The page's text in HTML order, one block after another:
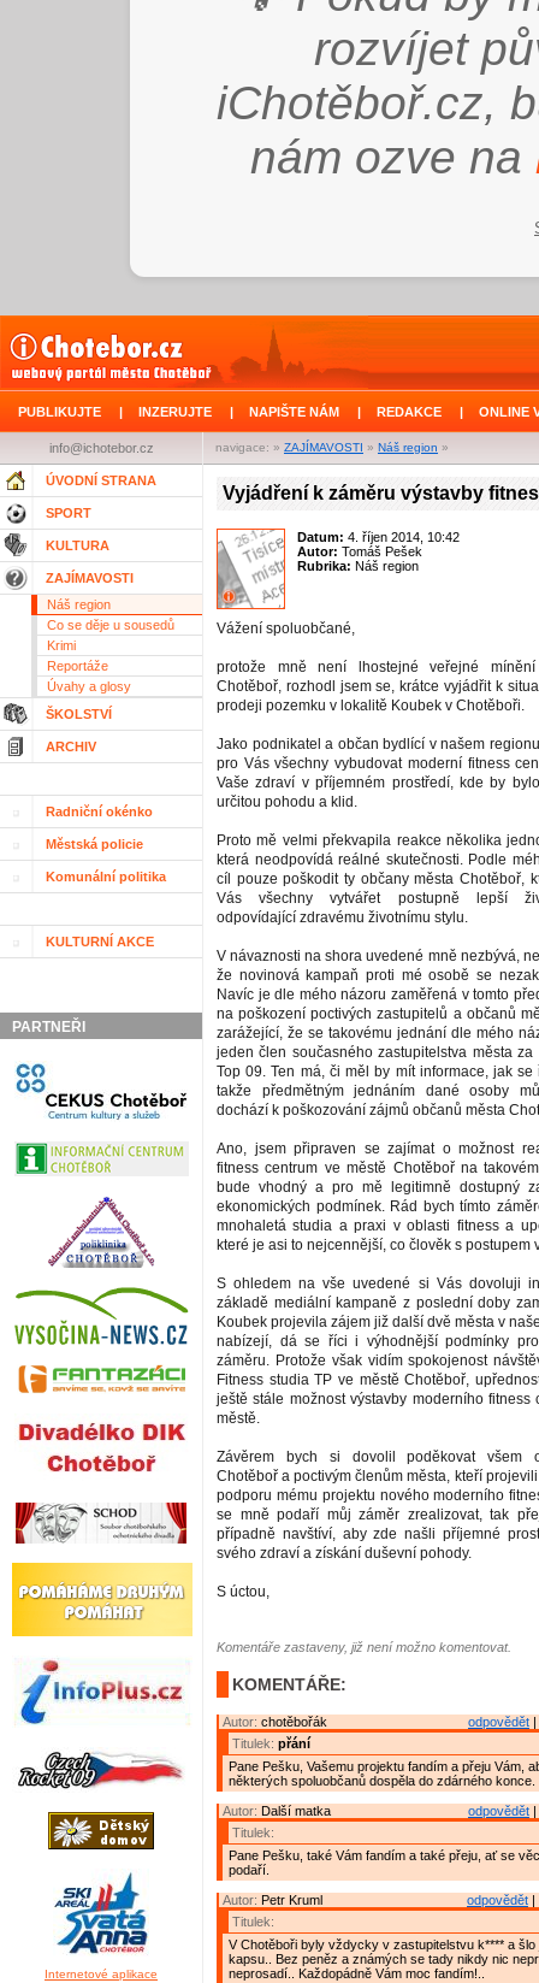
rozvíjet
iChotěboř.cz,
nám ozve na
PUBLIKUJTE | INZERUJTE | NAPIŠTE NÁM | REDAKCE | ONLINE
navigace: » ZAJÍMAVOSTI » Náš region »
info@ichotebor.cz
ÚVODNÍ STRANA
SPORT
KULTURA
ZAJÍMAVOSTI
Náš region
Co se děje u sousedů
Krimi
Reportáže
Úvahy a glosy
ŠKOLSTVÍ
ARCHIV
Radniční okénko
Městská policie
Komunální politika
KULTURNÍ AKCE
PARTNEŘI
Internetové aplikace
Vyjádření k záměru výstavby
Datum: 4. říjen 2014, 10:42
Autor: Tomáš Pešek
Rubrika: Náš region
Vážení spoluobčané,
protože mně není lhostejné veřejné
Chotěboř, rozhodl jsem se, krátce vyjádřit k
prodeji pozemku v lokalitě Koubek v Chotěboři.
Jako podnikatel a občan bydlící v našem
pro Vás všechny vybudovat moderní fitness
Vaše zdraví v příjemném prostředí, kde by
určitou pohodu a klid.
Proto mě velmi překvapila reakce několika
která neodpovídá reálné skutečnosti. Podle
cíl pouze poškodit ty občany města Chotěboř,
Vás všechny vytvářet postupně lepší
odpovídající zdravému životnímu stylu.
V návaznosti na shora uvedené mně nezbývá,
že novinová kampaň proti mé osobě se
Navíc je dle mého názoru zaměřená v tomto
na poškození poctivých zastupitelů a občanů
zarážející, že se takovému jednání dle mého
jeden člen současného zastupitelstva města za
Top 09. Ten má, či měl by mít informace, jak se
takže předmětným jednáním dané osoby
dochází k poškozování zájmů občanů města
Ano, jsem připraven se zajímat o možnost
fitness centrum ve městě Chotěboř na
bude vhodný a pro mě legitimně dostupný
ekonomických podmínek. Rád bych tímto
mnohaletá studia a praxi v oblasti fitness a
které je asi to nejcennější, co člověk s postupem
S ohledem na vše uvedené si Vás dovoluji
základě mediální kampaně z poslední doby
Koubek projevila zájem již další dvě města v
nabízejí, dá se říci i výhodnější podmínky
záměru. Protože však vidím spokojenost
Fitness studia TP ve městě Chotěboř,
ještě stále možnost výstavby moderního fitness
městě.
Závěrem bych si dovolil poděkovat všem
Chotěboř a poctivým členům města, kteří
podporu mému projektu nového moderního
se mně podaří můj záměr zrealizovat, tak
případně navštíví, aby zde našli příjemné
svého zdraví a získání duševní pohody.
S úctou,
Komentáře zastaveny, již není možno komentovat.
KOMENTÁŘE:
odpovědět
Autor: chotěbořák
Titulek: přání
Pane Pešku, Vašemu projektu fandím a přeju Vám,
některých spoluobčanů dospěla do zdárného konce.
odpovědět
Autor: Další matka
Titulek:
Pane Pešku, také Vám fandím a také přeju, ať se
podaří.
odpovědět |
Autor: Petr Kruml
Titulek:
V Chotěboři byly vždycky v zastupitelstvu k**** a šlo
kapsu.. Bez peněz a známých se tady nikdy nic
neprosadí.. Každopádně Vám moc fandím!..